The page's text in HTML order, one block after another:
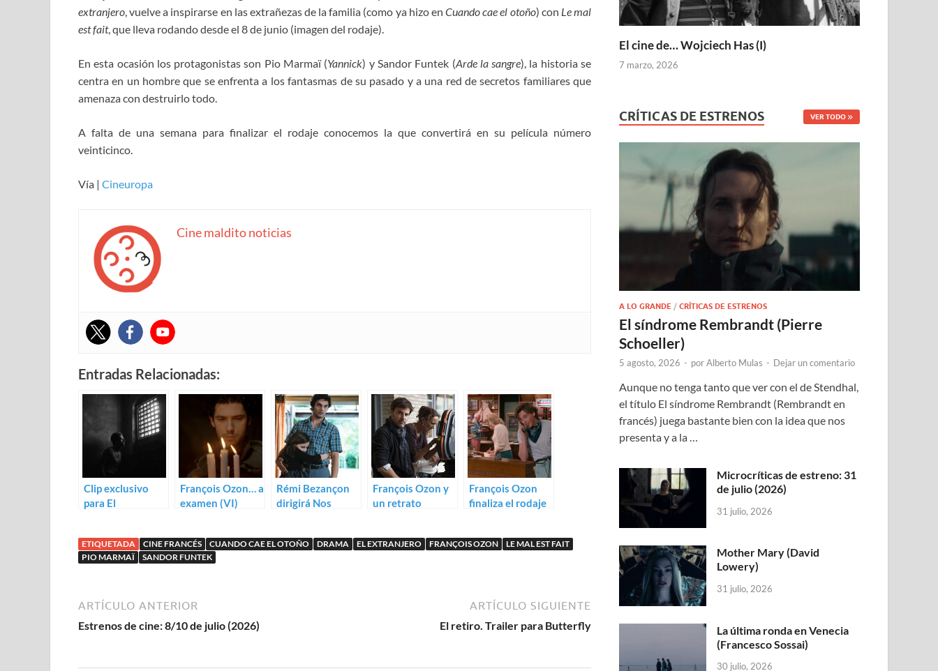
extranjero, vuelve a inspirarse en las extrañezas de la familia (como ya hizo enCuando cae el otoño) con Le mal
est fait, que lleva rodando desde el 8 de junio (imagen del rodaje).
En esta ocasión los protagonistas son Pio Marmaï (Yannick) y Sandor Funtek (Arde la sangre), la historia se
centra en un hombre que se enfrenta a los fantasmas de su pasado y a una red de secretos familiares que
amenaza con destruirlo todo.
A falta de una semana para finalizar el rodaje conocemos la que convertirá en su película número
veinticinco.
Vía | Cineuropa
Cine maldito noticias
Entradas Relacionadas:
Clip exclusivo
para El
François Ozon… a
examen (VI)
Rémi Bezançon
dirigirá Nos
François Ozon y
un retrato
François Ozon
finaliza el rodaje
ETIQUETADA CINE FRANCÉS CUANDO CAE EL OTOÑO DRAMA EL EXTRANJERO FRANÇOIS OZON
LE MAL EST FAIT
PIO MARMAÏ
SANDOR FUNTEK
ARTÍCULO ANTERIOR
Estrenos de cine: 8/10 de julio (2026)
ARTÍCULO SIGUIENTE
El retiro. Trailer para Butterfly
El cine de… Wojciech Has (I)
7 marzo, 2026
CRÍTICAS DE ESTRENOS VER TODO
A LO GRANDE /CRÍTICAS DE ESTRENOS
El síndrome Rembrandt (Pierre
Schoeller)
5 agosto, 2026 - porAlberto Mulas - Dejar un comentario
Aunque no tenga tanto que ver con el de Stendhal,
el título El síndrome Rembrandt (Rembrandt en
francés) juega bastante bien con la idea que nos
presenta y a la …
Microcríticas de estreno: 31
de julio (2026)
31 julio, 2026
Mother Mary (David
Lowery)
31 julio, 2026
La última ronda en Venecia
(Francesco Sossai)
30 julio, 2026